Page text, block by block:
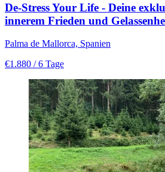
De-Stress Your Life - Deine
innerem Frieden und
Palma de Mallorca, Spanien
€1.880 / 6 Tage